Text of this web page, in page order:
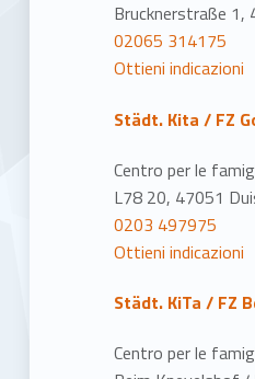
Brucknerstraße 1,
02065 314175
Ottieni indicazioni
Städt. Kita / FZ
Centro per le
L78 20, 47051
0203 497975
Ottieni indicazioni
Städt. KiTa / FZ
Centro per le